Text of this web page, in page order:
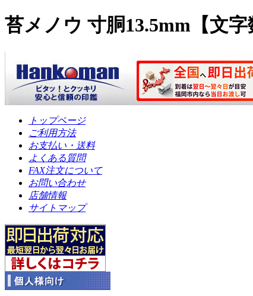
苔メノウ 寸胴13.5mm【文字
トップページ
ご利用方法
お支払い・送料
よくある質問
FAX注文について
お問い合わせ
店舗情報
サイトマップ